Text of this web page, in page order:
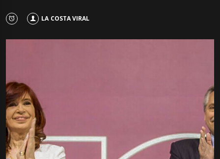
LA COSTA VIRAL